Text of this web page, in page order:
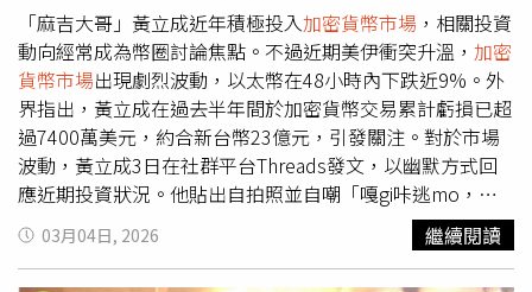
「麻吉大哥」黃立成近年積極投入加密貨幣市場 ，相關投資
動向經常成為幣圈討論焦點。不過近期美伊衝突升溫， 加密
貨幣市場出現劇烈波動，以太幣在48小時內下跌近9%。外
界指出，黃立成在過去半年間於加密貨幣交易累計虧損已超
過7400萬美元，約合新台幣23億元，引發關注。對於市場
波動，黃立成3日在社群平台Threads發文，以幽默方式回
應近期投資狀況。他貼出自拍照並自嘲「嘎gi咔逃mo，幸
ㄟ吉欸賽掐雜某甲崩跨電影」，意指自己剪頭髮，省下來的
錢可以帶女生吃飯看電影，語氣帶有自嘲意味。據相關數據
03月04日, 2026 繼續閱讀